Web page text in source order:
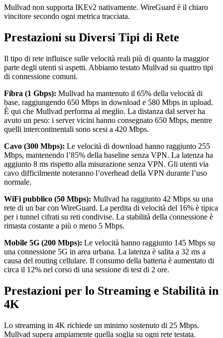
Mullvad non supporta IKEv2 nativamente. WireGuard è il chiaro
vincitore secondo ogni metrica tracciata.
Prestazioni su Diversi Tipi di Rete
Il tipo di rete influisce sulle velocità reali più di quanto la maggior
parte degli utenti si aspetti. Abbiamo testato Mullvad su quattro tipi
di connessione comuni.
Fibra (1 Gbps): Mullvad ha mantenuto il 65% della velocità di
base, raggiungendo 650 Mbps in download e 580 Mbps in upload.
È qui che Mullvad performa al meglio. La distanza dal server ha
avuto un peso: i server vicini hanno consegnato 650 Mbps, mentre
quelli intercontinentali sono scesi a 420 Mbps.
Cavo (300 Mbps): Le velocità di download hanno raggiunto 255
Mbps, mantenendo l’85% della baseline senza VPN. La latenza ha
aggiunto 8 ms rispetto alla misurazione senza VPN. Gli utenti via
cavo difficilmente noteranno l’overhead della VPN durante l’uso
normale.
WiFi pubblico (50 Mbps): Mullvad ha raggiunto 42 Mbps su una
rete di un bar con WireGuard. La perdita di velocità del 16% è tipica
per i tunnel cifrati su reti condivise. La stabilità della connessione è
rimasta costante a più o meno 5 Mbps.
Mobile 5G (200 Mbps): Le velocità hanno raggiunto 145 Mbps su
una connessione 5G in area urbana. La latenza è salita a 32 ms a
causa del routing cellulare. Il consumo della batteria è aumentato di
circa il 12% nel corso di una sessione di test di 2 ore.
Prestazioni per lo Streaming e Stabilità in
4K
Lo streaming in 4K richiede un minimo sostenuto di 25 Mbps.
Mullvad supera ampiamente quella soglia su ogni rete testata.